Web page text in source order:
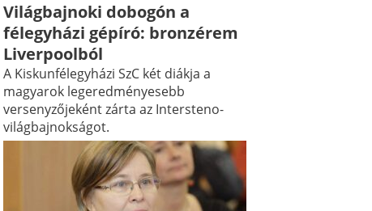
Világbajnoki dobogón a
félegyházi gépíró: bronzérem
Liverpoolból
A Kiskunfélegyházi SzC két diákja a
magyarok legeredményesebb
versenyzőjeként zárta az Intersteno-
világbajnokságot.